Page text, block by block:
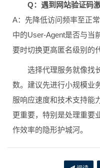
Q：遇到网站验证码
A：先降低访问频率至正
中的User-Agent是否与当
要时切换更高匿名级别的
选择代理服务就像找
数。建议先进行小规模业
服响应速度和技术支持能
更重要，特别是处理重要
作效率的隐形护城河。